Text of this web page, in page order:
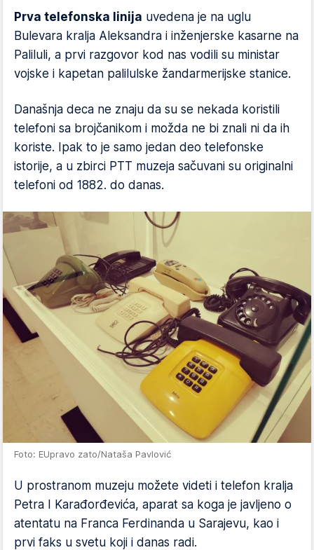
Prva telefonska linija uvedena je na uglu
Bulevara kralja Aleksandra i inženjerske kasarne na
Paliluli, a prvi razgovor kod nas vodili su ministar
vojske i kapetan palilulske žandarmerijske stanice.
Današnja deca ne znaju da su se nekada koristili
telefoni sa brojčanikom i možda ne bi znali ni da ih
koriste. Ipak to je samo jedan deo telefonske
istorije, a u zbirci PTT muzeja sačuvani su originalni
telefoni od 1882. do danas.
Foto: EUpravo zato/Nataša Pavlović
U prostranom muzeju možete videti i telefon kralja
Petra I Karađorđevića, aparat sa koga je javljeno o
atentatu na Franca Ferdinanda u Sarajevu, kao i
prvi faks u svetu koji i danas radi.